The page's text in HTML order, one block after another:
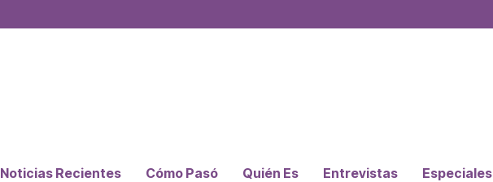
Noticias Recientes Cómo Pasó Quién Es Entrevistas Especiales